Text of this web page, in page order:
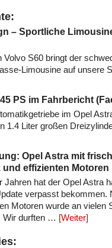
– Sportliche
S60 bringt der
Limousine auf unsere
PS im Fahrbericht
im Opel
1.4 Liter großen
Opel Astra mit
und effizienten Motoren
Jahren hat der Opel Astra
verpasst bekommen.
Motoren wurde an vielen
Wir durften … [Weiter]